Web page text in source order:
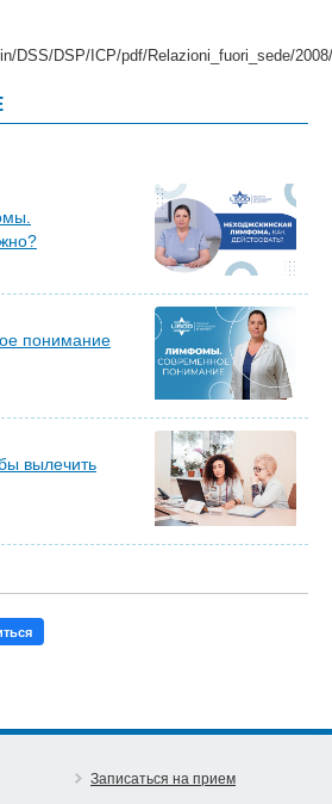
DSS/DSP/ICP/pdf/Relazioni_fuori_sede/
понимание
вылечить
Записаться на прием